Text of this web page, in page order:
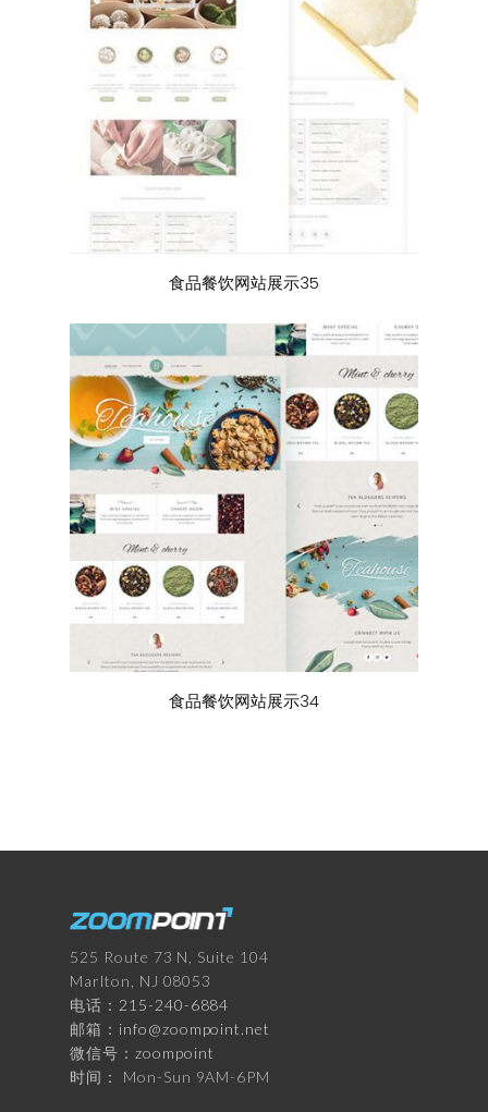
食品餐饮网站展示35
食品餐饮网站展示34
525 Route 73 N, Suite 104
Marlton, NJ 08053
电话： 215-240-6884
邮箱： info@zoompoint.net
微信号： zoompoint
时间： Mon-Sun 9AM-6PM